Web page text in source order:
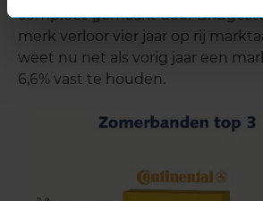
compleet gemaakt door
merk verloor vier jaar op rij
weet nu net als vorig jaar een
6,6% vast te houden.